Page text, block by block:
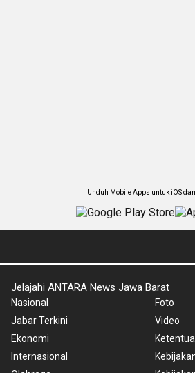
Unduh Mobile Apps untuk iOS
Jelajahi ANTARA News Jawa Barat
Nasional
Jabar Terkini
Ekonomi
Internasional
Foto
Video